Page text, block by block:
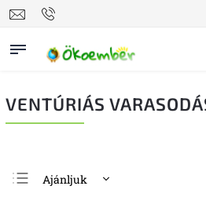
VENTÚRIÁS
Ajánljuk